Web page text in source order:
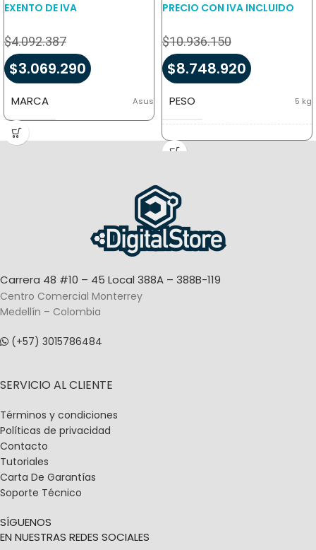
EXENTO DE IVA
$4.092.387
$3.069.290
MARCA Asus
PRECIO CON IVA INCLUIDO
$10.936.150
$8.748.920
PESO 5 kg
DIMENSIONES
Carrera 48 #10 – 45 Local 388A – 388B-119
Centro Comercial Monterrey
Medellín – Colombia
(+57) 3015786484
SERVICIO AL CLIENTE
Términos y condiciones
Políticas de privacidad
Contacto
Tutoriales
Carta De Garantías
Soporte Técnico
SÍGUENOS
EN NUESTRAS REDES SOCIALES